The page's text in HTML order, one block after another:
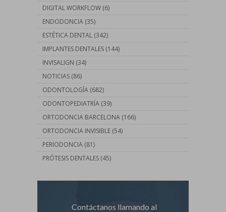
DIGITAL WORKFLOW (6)
ENDODONCIA (35)
ESTÉTICA DENTAL (342)
IMPLANTES DENTALES (144)
INVISALIGN (34)
NOTICIAS (86)
ODONTOLOGÍA (682)
ODONTOPEDIATRÍA (39)
ORTODONCIA BARCELONA (166)
ORTODONCIA INVISIBLE (54)
PERIODONCIA (81)
PRÓTESIS DENTALES (45)
Contáctanos llamando al